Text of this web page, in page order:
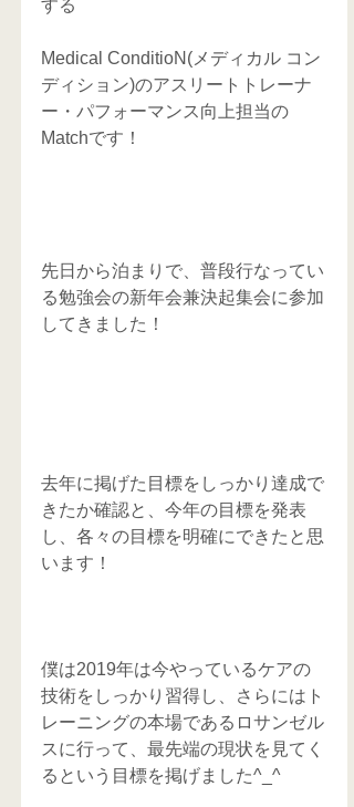
する
Medical ConditioN(メディカル コン
ディション)のアスリートトレーナ
ー・パフォーマンス向上担当の
Matchです！
先日から泊まりで、普段行なってい
る勉強会の新年会兼決起集会に参加
してきました！
去年に掲げた目標をしっかり達成で
きたか確認と、今年の目標を発表
し、各々の目標を明確にできたと思
います！
僕は2019年は今やっているケアの
技術をしっかり習得し、さらにはト
レーニングの本場であるロサンゼル
スに行って、最先端の現状を見てく
るという目標を掲げました^_^